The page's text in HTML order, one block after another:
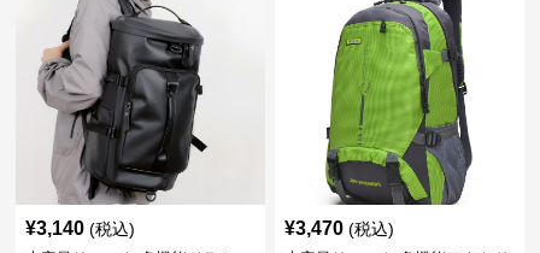
¥3,140 (税込) ¥3,470 (税込)